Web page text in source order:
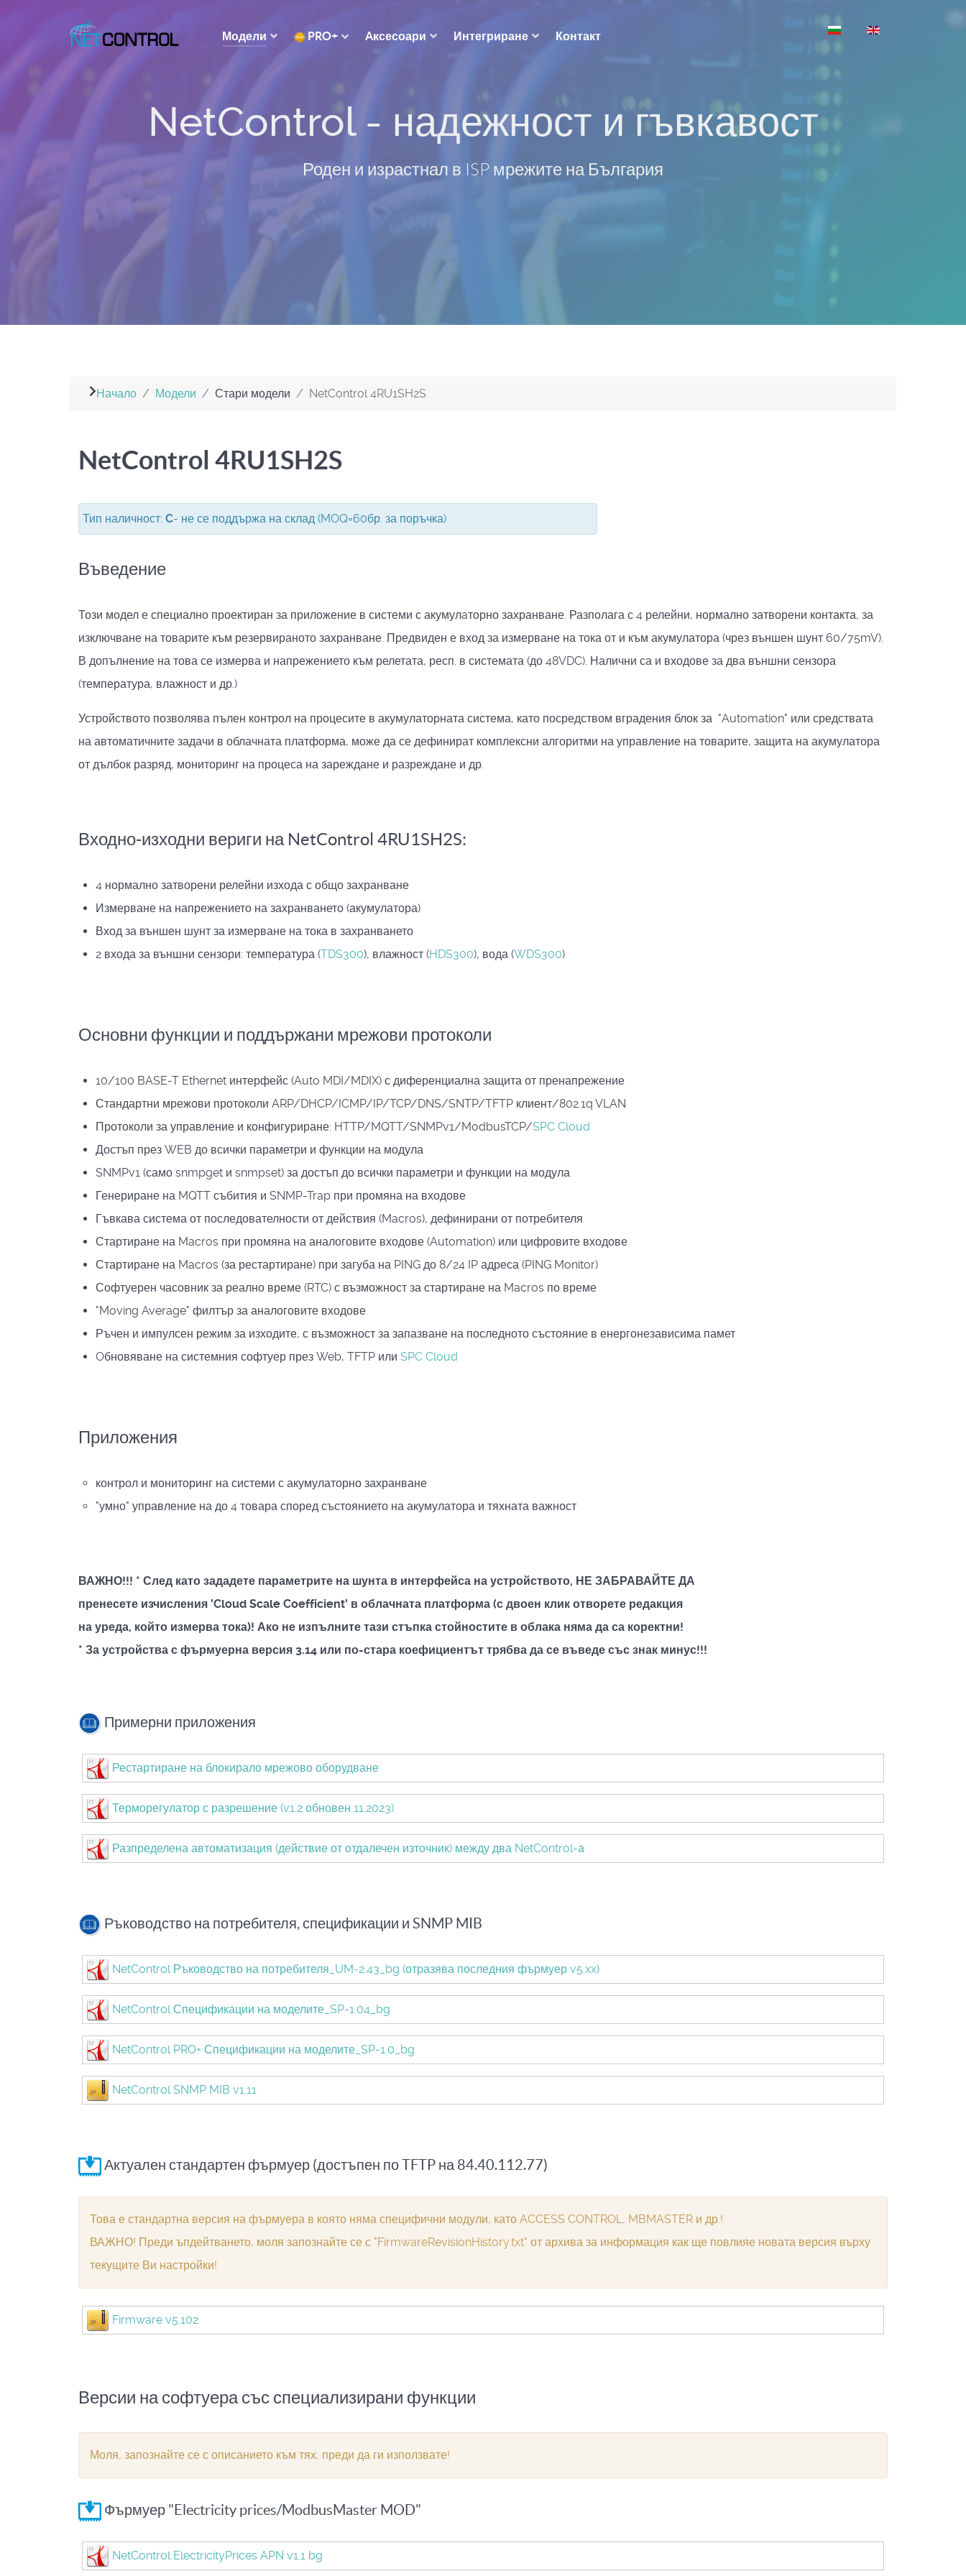
Модели PRO+ Aксесоари Интегриране Контакт
Изберете език
NetControl - надежност и гъвкавост
Роден и израстнал в ISP мрежите на България
Начало Модели Стари модели NetControl 4RU1SH2S
NetControl 4RU1SH2S
Тип наличност: C- не се поддържа на склад (MOQ=60бр. за поръчка)
Въведение
Този модел е специално проектиран за приложение в системи с акумулaторно захранване. Разполага с 4 релейни, нормално затворени контакта, за
изключване на товарите към резервираното захранване. Предвиден е вход за измерване на тока от и към акумулатора (чрез външен шунт 60/75mV).
В допълнение на това се измерва и напрежението към релетата, респ. в системата (до 48VDC). Налични са и входове за два външни сензора
(температура, влажност и др.)
Устройството позволява пълен контрол на процесите в акумулаторната система, като посредством вградения блок за "Automation" или средствата
на автоматичните задачи в облачната платформа, може да се дефинират комплексни алгоритми на управление на товарите, защита на акумулатора
от дълбок разряд, мониторинг на процеса на зареждане и разреждане и др.
Входно-изходни вериги на NetControl 4RU1SH2S:
4 нормално затворени релейни изхода с общо захранване
Измерване на напрежението на захранването (акумулатора)
Вход за външен шунт за измерване на тока в захранването
2 входа за външни сензори: температура (TDS300), влажност (HDS300), вода (WDS300)
Основни функции и поддържани мрежови протоколи
10/100 BASE-T Ethernet интерфейс (Auto MDI/MDIX) с диференциална защита от пренапрежение
Стандартни мрежови протоколи ARP/DHCP/ICMP/IP/TCP/DNS/SNTP/TFTP клиент/802.1q VLAN
Протоколи за управление и конфигуриране: HTTP/MQTT/SNMPv1/ModbusTCP/SPC Cloud
Достъп през WEB до всички параметри и функции на модула
SNMPv1 (само snmpget и snmpset) за достъп до всички параметри и функции на модула
Генериране на MQTT събития и SNMP-Trap при промяна на входове
Гъвкава система от последователности от действия (Macros), дефинирани от потребителя
Стартиране на Macros при промяна на аналоговите входове (Automation) или цифровите входове
Стартиране на Macros (за рестартиране) при загуба на PING до 8/24 IP адреса (PING Monitor)
Софтуерен часовник за реално време (RTC) с възможност за стартиране на Macros по време
"Moving Average" филтър за аналоговите входове
Ръчен и импулсен режим за изходите, с възможност за запазване на последното състояние в енергонезависима памет
Oбновяване на системния софтуер през Web, TFTP или SPC Cloud
Приложения
контрол и мониторинг на системи с акумулаторно захранване
"умно" управление на до 4 товара според състоянието на акумулатора и тяхната важност
ВАЖНО!!! * След като зададете параметрите на шунта в интерфейса на устройството, НЕ ЗАБРАВАЙТЕ ДА
пренесете изчисления 'Cloud Scale Coefficient' в облачната платформа (с двоен клик отворете редакция
на уреда, който измерва тока)! Ако не изпълните тази стъпка стойностите в облака няма да са коректни!
* За устройства с фърмуерна версия 3.14 или по-стара коефициентът трябва да се въведе със знак минус!!!
Примерни приложения
Рестартиране на блокирало мрежово оборудване
Терморегулатор с разрешение (v1.2 обновен 11.2023)
Разпределена автоматизация (действие от отдалечен източник) между два NetControl-а
Ръководство на потребителя, спецификации и SNMP MIB
NetControl Ръководство на потребителя_UM-2.43_bg (отразява последния фърмуер v5.xx)
NetControl Спецификации на моделите_SP-1.04_bg
NetControl PRO+ Спецификации на моделите_SP-1.0_bg
NetControl SNMP MIB v1.11
Актуален стандартен фърмуер (достъпен по TFTP на 84.40.112.77)
Това е стандартна версия на фърмуера в която няма специфични модули, като ACCESS CONTROL, MBMASTER и др.!
ВАЖНО! Преди ъпдейтването, моля запознайте се с "FirmwareRevisionHistory.txt" от архива за информация как ще повлияе новата версия върху
текущите Ви настройки!
Firmware v5.102
Версии на софтуера със специализирани функции
Моля, запознайте се с описанието към тях, преди да ги използвате!
Фърмуер "Electricity prices/ModbusMaster MOD"
NetControl ElectricityPrices APN v1.1 bg